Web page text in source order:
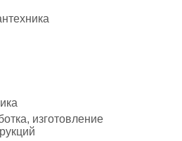
изготовление